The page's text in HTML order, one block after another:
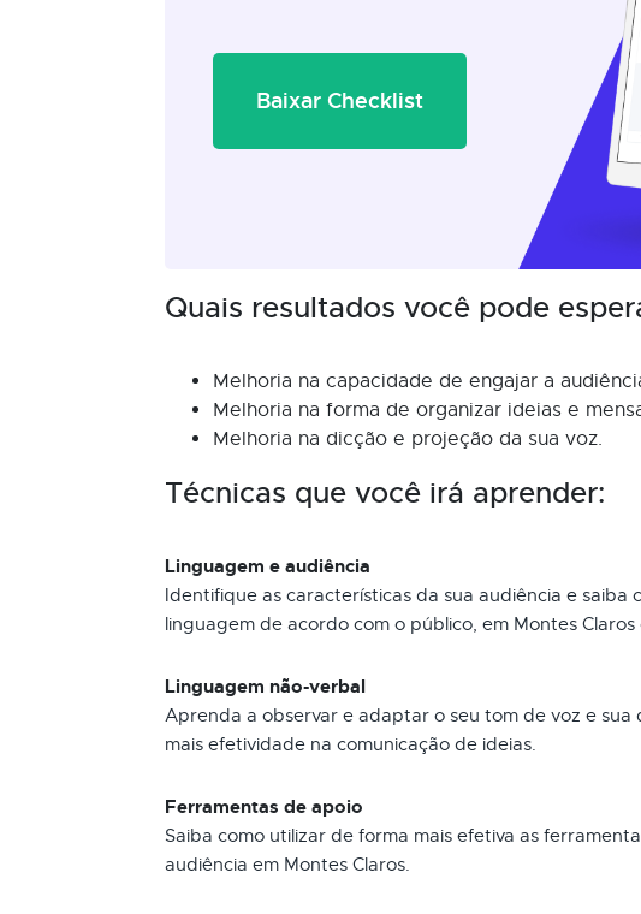
Baixar Checklist
Quais resultados você pode
Melhoria na capacidade de engajar a
Melhoria na forma de organizar ideias e
Melhoria na dicção e projeção da sua voz.
Técnicas que você irá aprender:
Linguagem e audiência
Identifique as características da sua audiência e saiba
linguagem de acordo com o público, em Montes
Linguagem não-verbal
Aprenda a observar e adaptar o seu tom de voz e
mais efetividade na comunicação de ideias.
Ferramentas de apoio
Saiba como utilizar de forma mais efetiva as
audiência em Montes Claros.